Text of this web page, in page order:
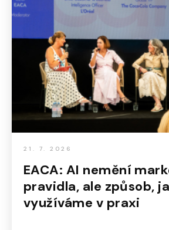
21. 7. 2026
EACA: AI nemění
pravidla, ale způsob,
využíváme v praxi